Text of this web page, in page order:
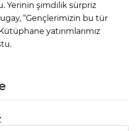
Yerinin şimdilik sürpriz
“Gençlerimizin bu tür
yatırımlarımız